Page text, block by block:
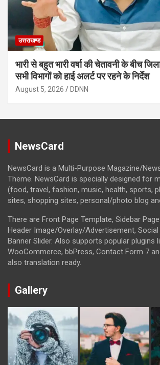
उत्तराखण्ड
भारी से बहुत भारी वर्षा की चेतावनी के बीच
सभी विभागों को हाई अलर्ट पर रहने के निर्देश
August 5, 2026 DDNN
NewsCard
NewsCard is a Multi-Purpose Magazine/
Theme. NewsCard is specially designed for
(food, travel, fashion, music, health, sports,
sites, shopping sites, personal/photo blog
There are Front Page Template, Sidebar
Header Image/Overlay/Advertisement,
Banner Slider. Also supports popular plugins
WooCommerce, bbPress, Contact Form 7
also translation ready.
Gallery